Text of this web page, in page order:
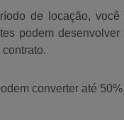
de locação,
podem
converter até